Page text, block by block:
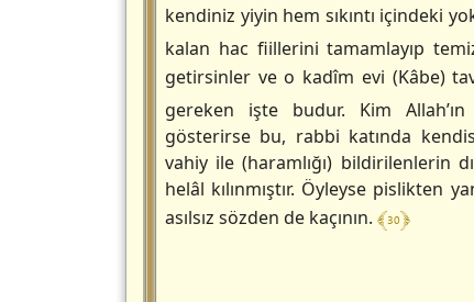
kendiniz yiyin hem sıkıntı içindeki
kalan hac fiillerini tamamlayıp
getirsinler ve o kadîm evi (Kâbe)
gereken işte budur. Kim
gösterirse bu, rabbi katında
vahiy ile (haramlığı) bildirilenlerin
helâl kılınmıştır. Öyleyse pislikten
asılsız sözden de kaçının. ﴾ 30 ﴿